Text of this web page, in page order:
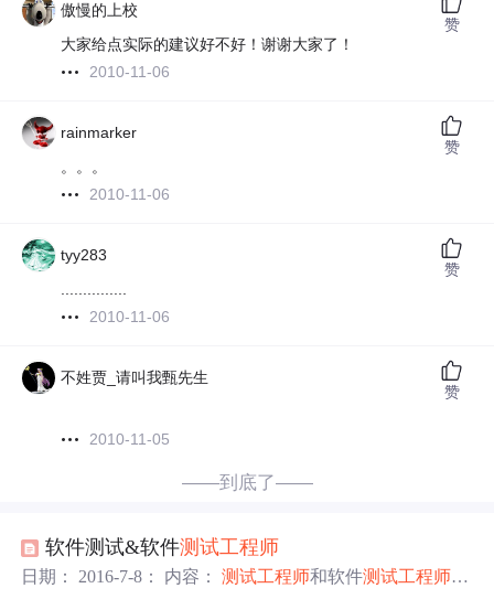
傲慢的上校
大家给点实际的建议好不好！谢谢大家了！
2010-11-06
赞
rainmarker
。。。
2010-11-06
赞
tyy283
...............
2010-11-06
赞
不姓贾_请叫我甄先生
2010-11-05
赞
——到底了——
软件测试&软件测试工程师
日期： 2016-7-8： 内容：测试工程师和软件测试工程师